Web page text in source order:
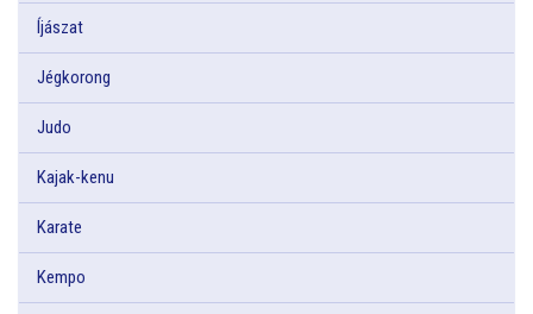
Íjászat
Jégkorong
Judo
Kajak-kenu
Karate
Kempo